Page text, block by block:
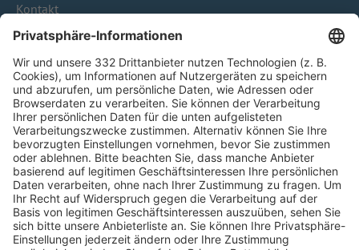
Kontakt
HÄUFIG BESUCHTE SEITEN
Pässe und Vereinswechsel
Trainerausbildung
Schulungsangebot Vereinsmitarbeiter
BFV-Geschäftsstellen
Trainerbörse
Login SpielPlus